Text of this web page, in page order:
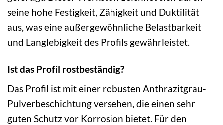
seine hohe Festigkeit, Zähigkeit und Duktilität
aus, was eine außergewöhnliche Belastbarkeit
und Langlebigkeit des Profils gewährleistet.
Ist das Profil rostbeständig?
Das Profil ist mit einer robusten Anthrazitgrau-
Pulverbeschichtung versehen, die einen sehr
guten Schutz vor Korrosion bietet. Für den